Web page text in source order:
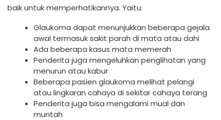
baik untuk memperhatikannya. Yaitu:
Glaukoma dapat menunjukkan beberapa gejala
awal termasuk sakit parah di mata atau dahi
Ada beberapa kasus mata memerah
Penderita juga mengeluhkan penglihatan yang
menurun atau kabur
Beberapa pasien glaukoma melihat pelangi
atau lingkaran cahaya di sekitar cahaya terang
Penderita juga bisa mengalami mual dan
muntah